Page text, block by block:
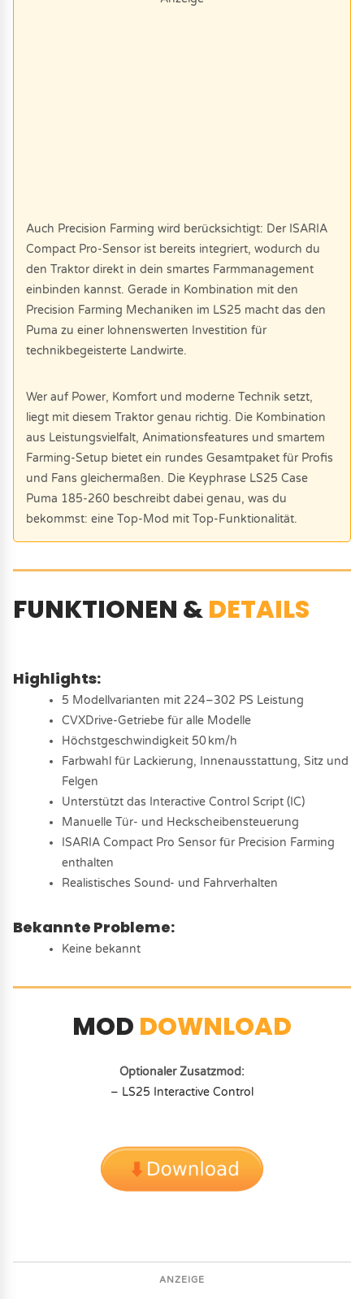
Auch Precision Farming wird berücksichtigt: Der ISARIA
Compact Pro-Sensor ist bereits integriert, wodurch du
den Traktor direkt in dein smartes Farmmanagement
einbinden kannst. Gerade in Kombination mit den
Precision Farming Mechaniken im LS25 macht das den
Puma zu einer lohnenswerten Investition für
technikbegeisterte Landwirte.
Wer auf Power, Komfort und moderne Technik setzt,
liegt mit diesem Traktor genau richtig. Die Kombination
aus Leistungsvielfalt, Animationsfeatures und smartem
Farming-Setup bietet ein rundes Gesamtpaket für Profis
und Fans gleichermaßen. Die Keyphrase LS25 Case
Puma 185-260 beschreibt dabei genau, was du
bekommst: eine Top-Mod mit Top-Funktionalität.
FUNKTIONEN &DETAILS
Highlights:
5 Modellvarianten mit 224–302 PS Leistung
CVXDrive-Getriebe für alle Modelle
Höchstgeschwindigkeit 50 km/h
Farbwahl für Lackierung, Innenausstattung, Sitz und
Felgen
Unterstützt das Interactive Control Script (IC)
Manuelle Tür- und Heckscheibensteuerung
ISARIA Compact Pro Sensor für Precision Farming
enthalten
Realistisches Sound- und Fahrverhalten
Bekannte Probleme:
Keine bekannt
MOD DOWNLOAD
Optionaler Zusatzmod:
– LS25 Interactive Control
ANZEIGE